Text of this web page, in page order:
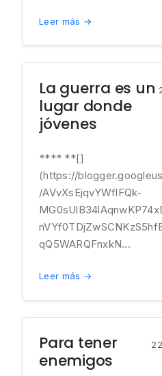
Leer más →
La guerra es un
lugar donde
jóvenes
**** **[]
(https://
/AVvXsEjqvYWflFQk-
qQ5WARQFnxkN...
Leer más →
Para tener
enemigos